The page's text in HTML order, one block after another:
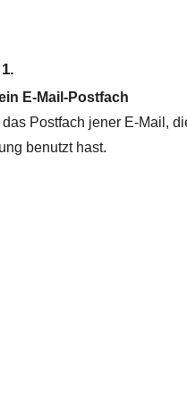
E-Mail-Postfach
Postfach jener E-Mail,
benutzt hast.